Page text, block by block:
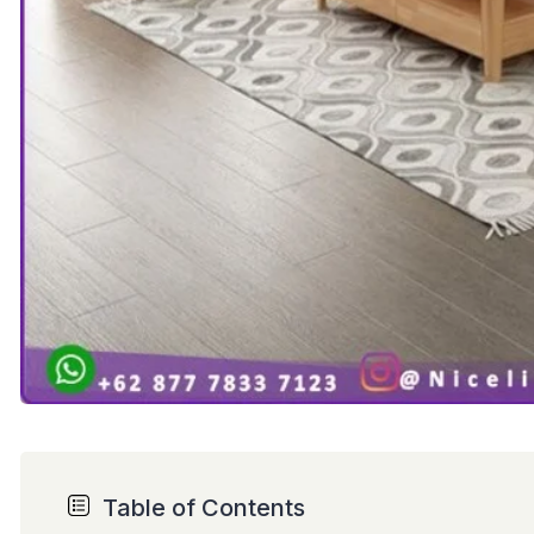
Table of Contents